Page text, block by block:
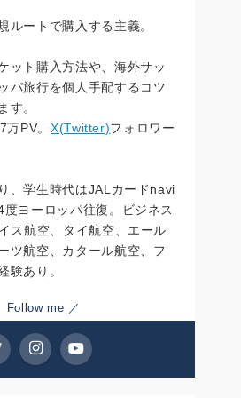
ルートで購入する主義。
ット購入方法や、海外サッ
パ旅行を個人手配するコツ
す。
PV。 X(Twitter)フォロワー
、学生時代はJALカードnavi
ヨーロッパ往復。ビジネス
ス航空、タイ航空、エール
ツ航空、カタール航空、フ
験あり。
Follow me ／